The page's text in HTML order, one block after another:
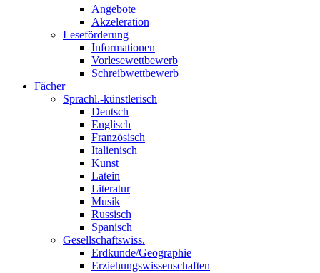
Angebote
Akzeleration
Leseförderung
Informationen
Vorlesewettbewerb
Schreibwettbewerb
Fächer
Sprachl.-künstlerisch
Deutsch
Englisch
Französisch
Italienisch
Kunst
Latein
Literatur
Musik
Russisch
Spanisch
Gesellschaftswiss.
Erdkunde/Geographie
Erziehungswissenschaften